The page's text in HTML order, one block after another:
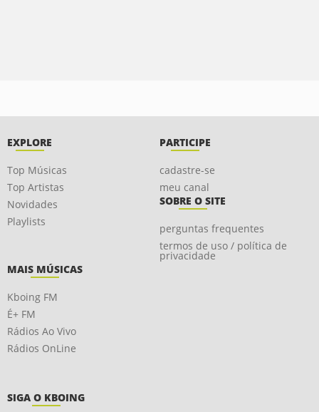
EXPLORE
Top Músicas
Top Artistas
Novidades
Playlists
PARTICIPE
cadastre-se
meu canal
SOBRE O SITE
perguntas frequentes
termos de uso / política de
privacidade
MAIS MÚSICAS
Kboing FM
É+ FM
Rádios Ao Vivo
Rádios OnLine
SIGA O KBOING